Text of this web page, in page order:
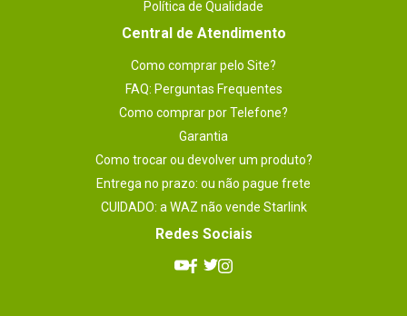
Política de Qualidade
Central de Atendimento
Como comprar pelo Site?
FAQ: Perguntas Frequentes
Como comprar por Telefone?
Garantia
Como trocar ou devolver um produto?
Entrega no prazo: ou não pague frete
CUIDADO: a WAZ não vende Starlink
Redes Sociais